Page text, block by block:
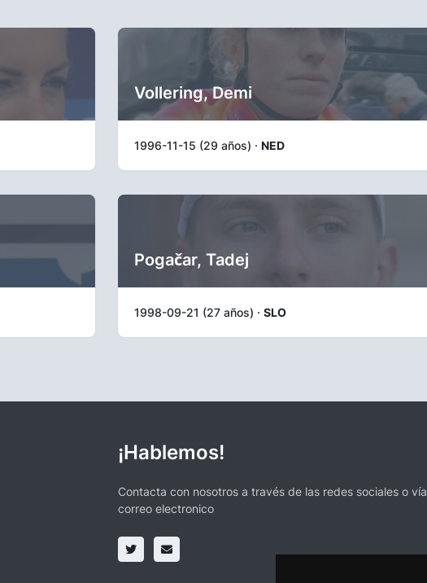
Vollering, Demi
1996-11-15 (29 años) · NED
Pogačar, Tadej
1998-09-21 (27 años) · SLO
¡Hablemos!
Contacta con nosotros a través de las redes sociales o vía
correo electronico